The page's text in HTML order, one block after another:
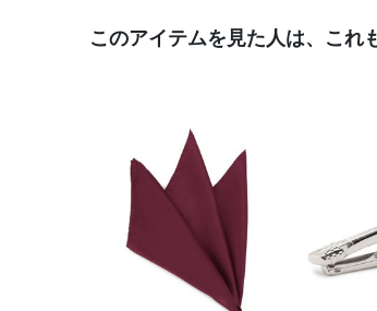
このアイテムを見た人は、これ